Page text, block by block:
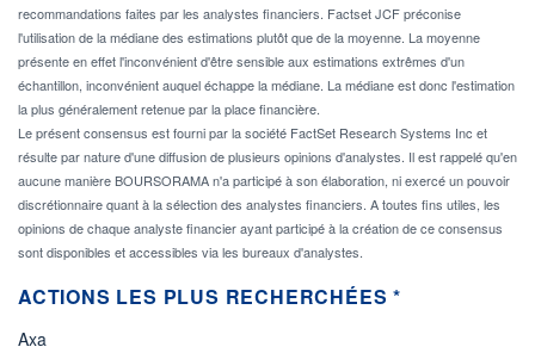
recommandations faites par les analystes financiers. Factset JCF préconise
l'utilisation de la médiane des estimations plutôt que de la moyenne. La moyenne
présente en effet l'inconvénient d'être sensible aux estimations extrêmes d'un
échantillon, inconvénient auquel échappe la médiane. La médiane est donc l'estimation
la plus généralement retenue par la place financière.
Le présent consensus est fourni par la société FactSet Research Systems Inc et
résulte par nature d'une diffusion de plusieurs opinions d'analystes. Il est rappelé qu'en
aucune manière BOURSORAMA n'a participé à son élaboration, ni exercé un pouvoir
discrétionnaire quant à la sélection des analystes financiers. A toutes fins utiles, les
opinions de chaque analyste financier ayant participé à la création de ce consensus
sont disponibles et accessibles via les bureaux d'analystes.
ACTIONS LES PLUS RECHERCHÉES *
Axa